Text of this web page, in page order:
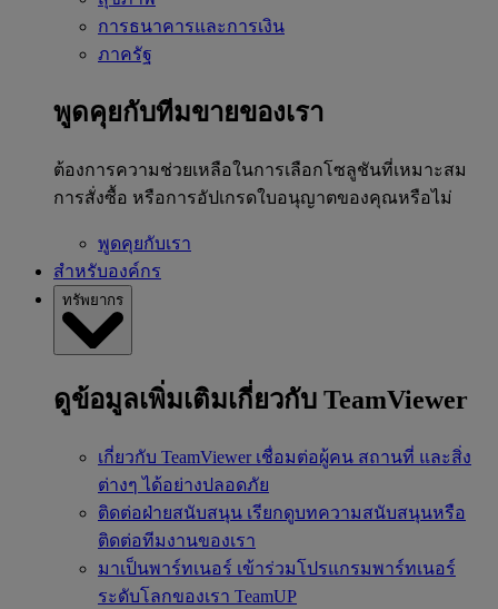
การธนาคารและการเงิน
ภาครัฐ
พูดคุยกับทีมขายของเรา
ต้องการความช่วยเหลือในการเลือกโซลูชันที่เหมาะสม
การสั่งซื้อ หรือการอัปเกรดใบอนุญาตของคุณหรือไม่
พูดคุยกับเรา
สำหรับองค์กร
ทรัพยากร
ดูข้อมูลเพิ่มเติมเกี่ยวกับ TeamViewer
เกี่ยวกับ TeamViewer เชื่อมต่อผู้คน สถานที่ และสิ่ง
ต่างๆ ได้อย่างปลอดภัย
ติดต่อฝ่ายสนับสนุน เรียกดูบทความสนับสนุนหรือ
ติดต่อทีมงานของเรา
มาเป็นพาร์ทเนอร์ เข้าร่วมโปรแกรมพาร์ทเนอร์
ระดับโลกของเรา TeamUP